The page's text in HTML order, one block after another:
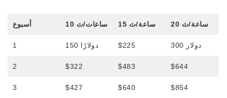
نظرة عامة على البرنامج
اللغة الإنجليزية للأعمال
أسبوع 10 ساعات/ث 15 ساعة/ث 20 ساعة/ث
1 150 دولارًا $225 300 دولار
2 $322 $483 $644
3 $427 $640 $854